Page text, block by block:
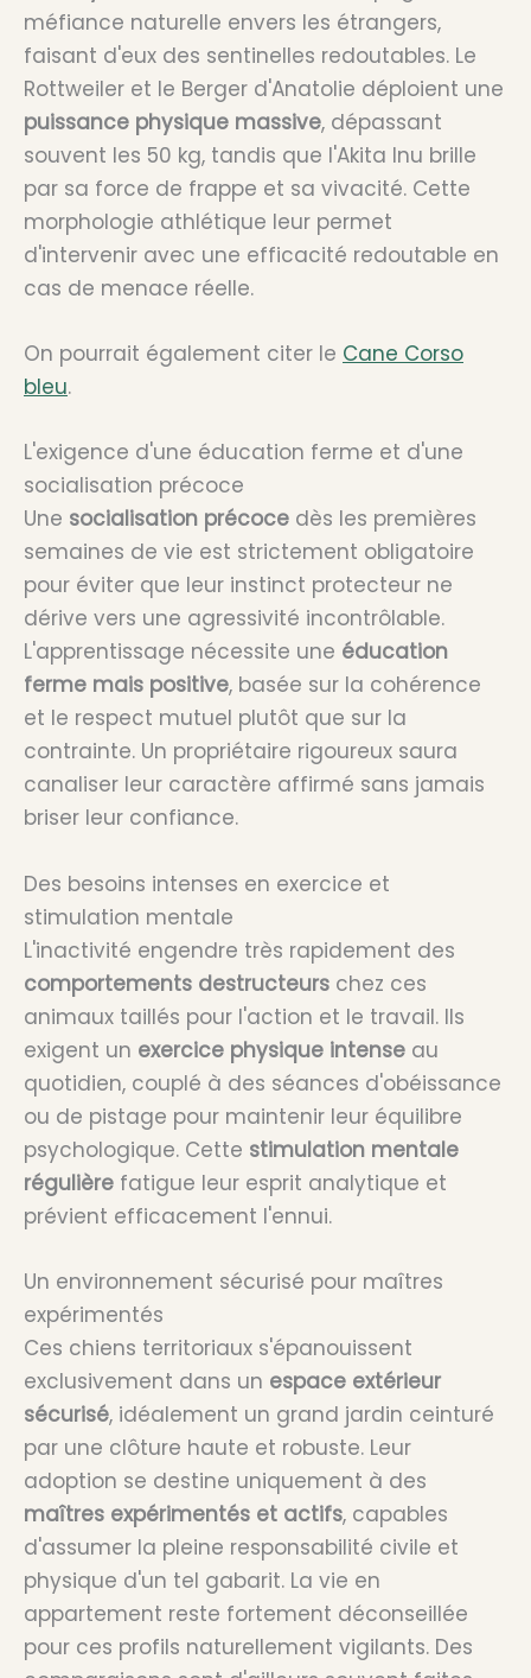
méfiance naturelle envers les étrangers,
faisant d'eux des sentinelles redoutables. Le
Rottweiler et le Berger d'Anatolie déploient une
puissance physique massive, dépassant
souvent les 50 kg, tandis que l'Akita Inu brille
par sa force de frappe et sa vivacité. Cette
morphologie athlétique leur permet
d'intervenir avec une efficacité redoutable en
cas de menace réelle.
On pourrait également citer le Cane Corso
bleu.
L'exigence d'une éducation ferme et d'une
socialisation précoce
Une socialisation précoce dès les premières
semaines de vie est strictement obligatoire
pour éviter que leur instinct protecteur ne
dérive vers une agressivité incontrôlable.
L'apprentissage nécessite une éducation
ferme mais positive, basée sur la cohérence
et le respect mutuel plutôt que sur la
contrainte. Un propriétaire rigoureux saura
canaliser leur caractère affirmé sans jamais
briser leur confiance.
Des besoins intenses en exercice et
stimulation mentale
L'inactivité engendre très rapidement des
comportements destructeurs chez ces
animaux taillés pour l'action et le travail. Ils
exigent un exercice physique intense au
quotidien, couplé à des séances d'obéissance
ou de pistage pour maintenir leur équilibre
psychologique. Cette stimulation mentale
régulière fatigue leur esprit analytique et
prévient efficacement l'ennui.
Un environnement sécurisé pour maîtres
expérimentés
Ces chiens territoriaux s'épanouissent
exclusivement dans un espace extérieur
sécurisé, idéalement un grand jardin ceinturé
par une clôture haute et robuste. Leur
adoption se destine uniquement à des
maîtres expérimentés et actifs, capables
d'assumer la pleine responsabilité civile et
physique d'un tel gabarit. La vie en
appartement reste fortement déconseillée
pour ces profils naturellement vigilants. Des